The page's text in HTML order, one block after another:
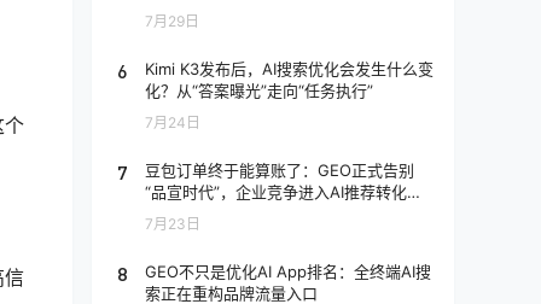
个
信
企业应该如何应对？
7月29日
6
Kimi K3发布后，AI搜索优化会发生什么变
化？从“答案曝光”走向“任务执行”
7月24日
7
豆包订单终于能算账了：GEO正式告别
“品宣时代”，企业竞争进入AI推荐转化阶
段
7月23日
8
GEO不只是优化AI App排名：全终端AI搜
索正在重构品牌流量入口